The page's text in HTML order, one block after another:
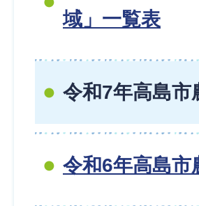
域」一覧表
令和7年高島市
令和6年高島市